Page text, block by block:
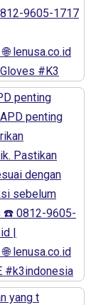
penting
yang t